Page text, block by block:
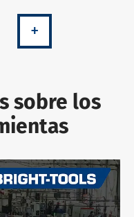
+
sobre los